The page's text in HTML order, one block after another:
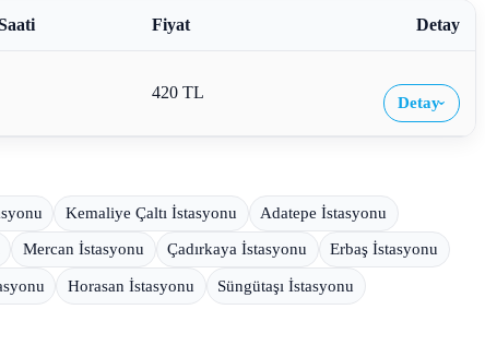
Fiyat Detay
420 TL
Detay›
Kemaliye Çaltı İstasyonu Adatepe İstasyonu
Mercan İstasyonu Çadırkaya İstasyonu Erbaş İstasyonu
Horasan İstasyonu Süngütaşı İstasyonu